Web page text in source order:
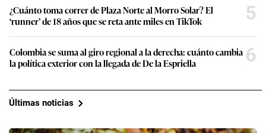
¿Cuánto toma correr de Plaza Norte al Morro Solar? El
‘runner’ de 18 años que se reta ante miles en TikTok
5
Colombia se suma al giro regional a la derecha: cuánto cambia
la política exterior con la llegada de De la Espriella
6
Últimas noticias